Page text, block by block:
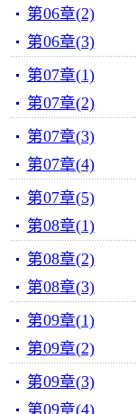
第06章(2)
第06章(3)
第07章(1)
第07章(2)
第07章(3)
第07章(4)
第07章(5)
第08章(1)
第08章(2)
第08章(3)
第09章(1)
第09章(2)
第09章(3)
第09章(4)